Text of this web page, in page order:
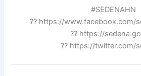
#SEDENAHN
?? https://www.facebook.com/
?? https://
?? https://twitter.com/